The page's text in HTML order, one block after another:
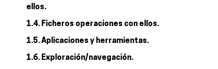
ellos.
1.4. Ficheros operaciones con ellos.
1.5. Aplicaciones y herramientas.
1.6. Exploración/navegación.